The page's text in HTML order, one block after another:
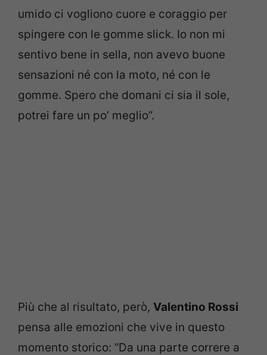
umido ci vogliono cuore e coraggio per
spingere con le gomme slick. Io non mi
sentivo bene in sella, non avevo buone
sensazioni né con la moto, né con le
gomme. Spero che domani ci sia il sole,
potrei fare un po’ meglio”.
Più che al risultato, però, Valentino Rossi
pensa alle emozioni che vive in questo
momento storico: “Da una parte correre a